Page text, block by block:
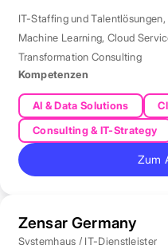
IT-Staffing und Talentlösungen,
Machine Learning, Cloud
Transformation Consulting
Kompetenzen
AI & Data Solutions
Consulting & IT-Strategy
Zum
Zensar Germany
Systemhaus / IT-Dienstleister